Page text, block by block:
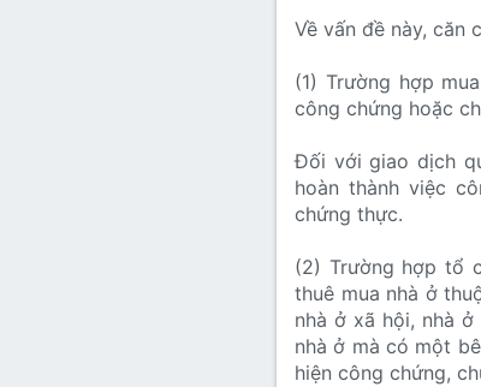
Về vấn đề này, căn
(1) Trường hợp
công chứng hoặc
Đối với giao dịch
hoàn thành việc
chứng thực.
(2) Trường hợp tổ
thuê mua nhà ở
nhà ở xã hội, nhà
nhà ở mà có một
hiện công chứng,